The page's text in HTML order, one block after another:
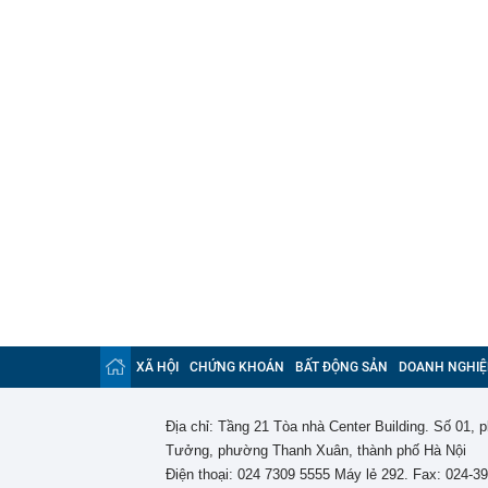
XÃ HỘI CHỨNG KHOÁN BẤT ĐỘNG SẢN DOANH
Địa chỉ: Tầng 21 Tòa nhà Center Building. Số 01,
Tưởng, phường Thanh Xuân, thành phố Hà Nội
Điện thoại: 024 7309 5555 Máy lẻ 292. Fax: 024-